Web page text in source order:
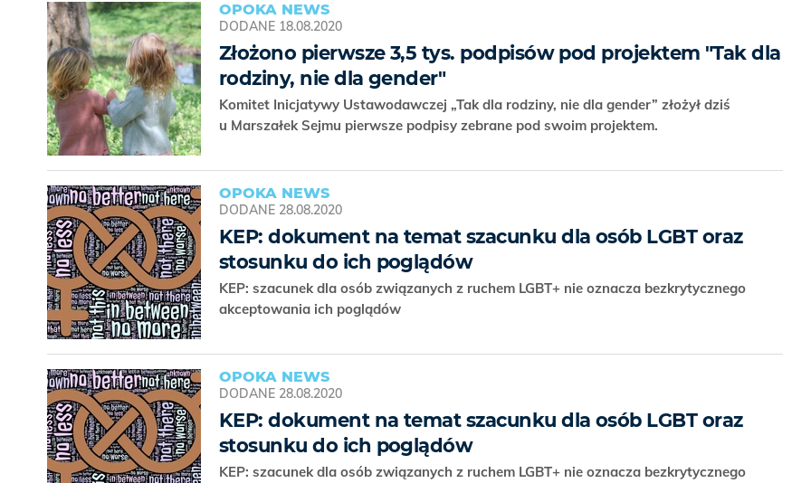
OPOKA NEWS
DODANE 18.08.2020
Złożono pierwsze 3,5 tys. podpisów pod projektem "Tak dla
rodziny, nie dla gender"
Komitet Inicjatywy Ustawodawczej „Tak dla rodziny, nie dla gender” złożył dziś
u Marszałek Sejmu pierwsze podpisy zebrane pod swoim projektem.
OPOKA NEWS
DODANE 28.08.2020
KEP: dokument na temat szacunku dla osób LGBT oraz
stosunku do ich poglądów
KEP: szacunek dla osób związanych z ruchem LGBT+ nie oznacza bezkrytycznego
akceptowania ich poglądów
OPOKA NEWS
DODANE 28.08.2020
KEP: dokument na temat szacunku dla osób LGBT oraz
stosunku do ich poglądów
KEP: szacunek dla osób związanych z ruchem LGBT+ nie oznacza bezkrytycznego